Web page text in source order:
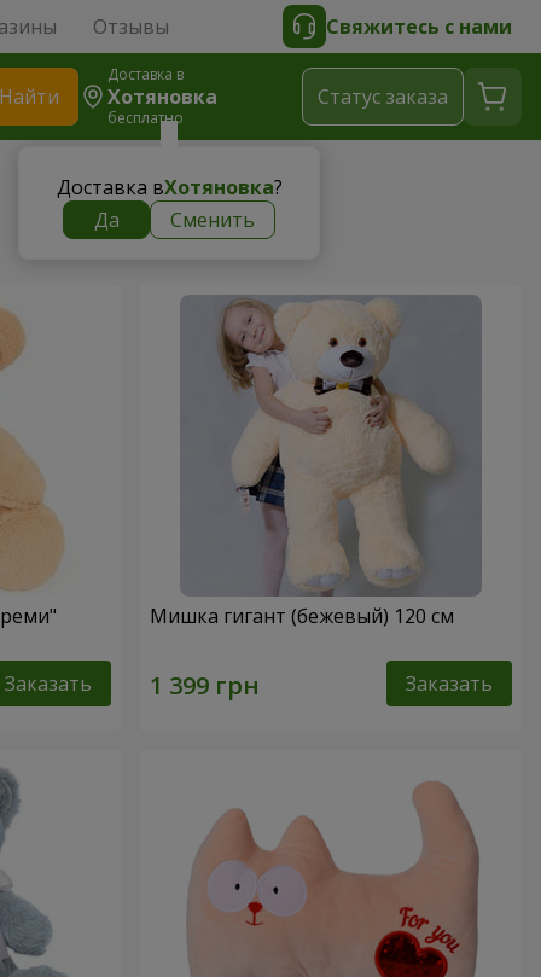
Отзывы Свяжитесь с нами
Найти
Доставка в
Хотяновка
бесплатно
Доставка вХотяновка?
Да
Сменить
Cтатус заказа
Заказать
Мишка гигант (бежевый) 120 см
Заказать